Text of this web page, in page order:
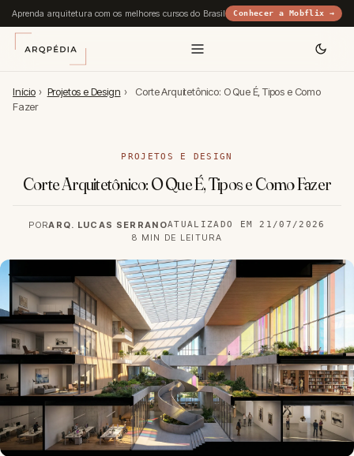
Aprenda arquitetura com os melhores cursos do Brasil Conhecer a Mobflix →
Início › Projetos e Design ›
Corte Arquitetônico: O Que É, Tipos e Como
Fazer
PROJETOS E DESIGN
Corte Arquitetônico: O Que É, Tipos e Como Fazer
PORARQ. LUCAS SERRANOATUALIZADO EM 21/07/2026
8 MIN DE LEITURA